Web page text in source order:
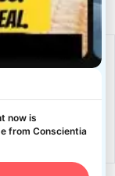
now is
from Conscientia